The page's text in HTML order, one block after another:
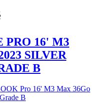
PRO 16' M3
SILVER
B